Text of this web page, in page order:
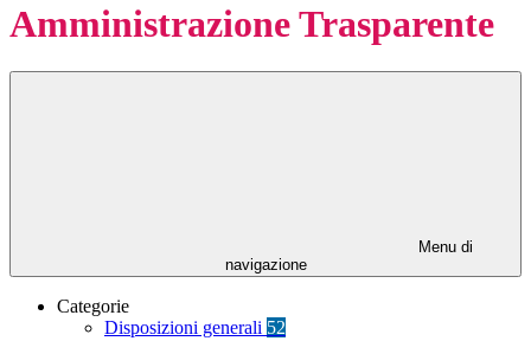
Amministrazione Trasparente
Menu di
navigazione
Categorie
Disposizioni generali 52